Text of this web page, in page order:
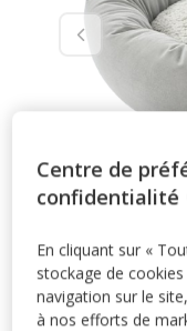
Taille:Gris
Centre de
confidentialité
En cliquant sur «
stockage de
navigation sur le
à nos efforts de